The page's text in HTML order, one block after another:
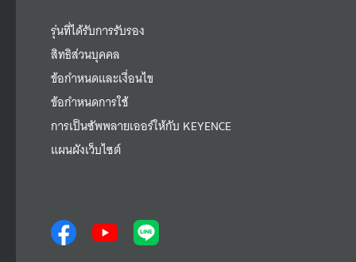
รุ่นที่ได้รับการรับรอง
สิทธิส่วนบุคคล
ข้อกำหนดและเงื่อนไข
ข้อกำหนดการใช้
การเป็นซัพพลายเออร์ให้กับ KEYENCE
แผนผังเว็บไซต์